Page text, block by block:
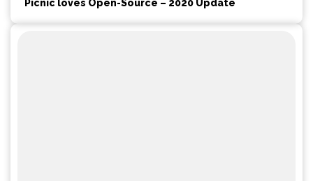
Picnic loves Open-Source – 2020 Update